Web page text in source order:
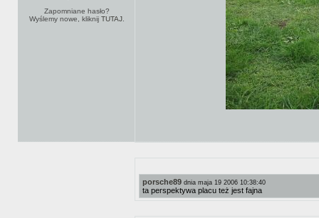
Zapomniane hasło?
Wyślemy nowe, kliknij TUTAJ.
porsche89 dnia maja 19 2006 10:38:40
ta perspektywa placu też jest fajna